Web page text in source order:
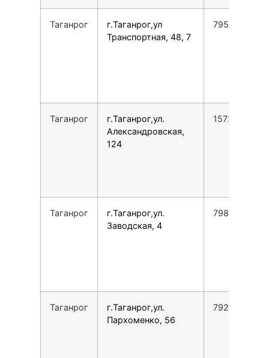
Таганрог
г.Таганрог,ул
Транспортная, 48, 7
Таганрог
г.Таганрог,ул.
Александровская,
124
Таганрог
г.Таганрог,ул.
Заводская, 4
Таганрог
г.Таганрог,ул.
Пархоменко, 56
79286171468